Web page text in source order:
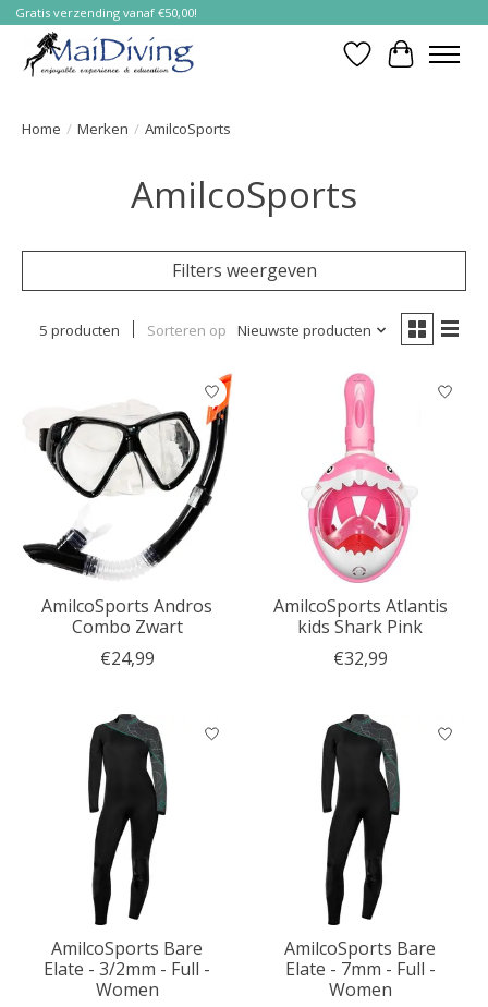
Gratis verzending vanaf €50,00!
Verlanglijst
Home / Merken / AmilcoSports
AmilcoSports
Filters weergeven
5 producten Sorteren op Nieuwste producten
AmilcoSports Andros
Combo Zwart
€24,99
AmilcoSports Atlantis
kids Shark Pink
€32,99
AmilcoSports Bare
Elate - 3/2mm - Full -
Women
AmilcoSports Bare
Elate - 7mm - Full -
Women